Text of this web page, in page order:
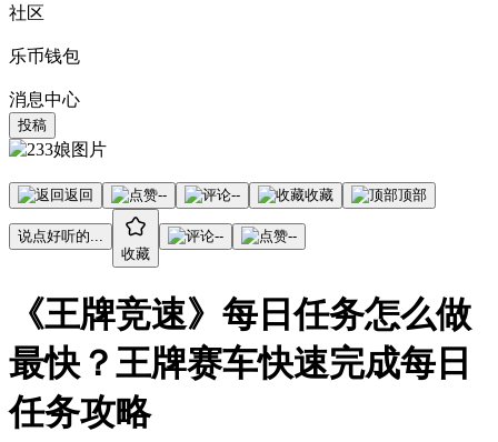
社区
乐币钱包
消息中心
投稿
返回 -- -- 收藏 顶部
说点好听的...
收藏
-- --
《王牌竞速》每日任务怎么做
最快？王牌赛车快速完成每日
任务攻略